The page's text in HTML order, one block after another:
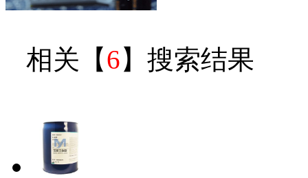
相关【6】搜索结果